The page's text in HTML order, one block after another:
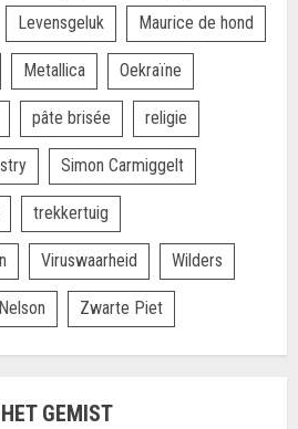
Levensgeluk Maurice de hond
Metallica Oekraïne
pâte brisée religie
Simon Carmiggelt
trekkertuig
Viruswaarheid Wilders
Zwarte Piet
GEMIST